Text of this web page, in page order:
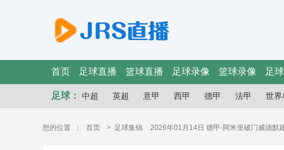
首页 足球直播 篮球直播 足球录像 篮球录像 足
足球： 中超 英超 意甲 西甲 德甲 法甲 世界
您的位置 ： 首页 > 足球集锦 2026年01月14日 德甲-阿米里破门威德默